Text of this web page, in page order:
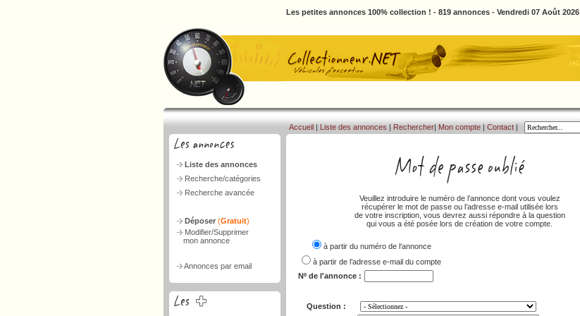
Les petites annonces 100% collection ! - 819 annonces - Vendredi 07 Août 2026
Liste des annonces
Recherche/catégories
Recherche avancée
Déposer (Gratuit)
Modifier/Supprimer
mon annonce
Annonces par email
Accueil | Liste des annonces | Rechercher| Mon compte | Contact |
Veuillez introduire le numéro de l’annonce dont vous voulez
récupérer le mot de passe ou l’adresse e-mail utilisée lors
de votre inscription, vous devrez aussi répondre à la question
qui vous a été posée lors de création de votre compte.
à partir du numéro de l‘annonce
à partir de l’adresse e-mail du compte
Nº de l'annonce :
Question :